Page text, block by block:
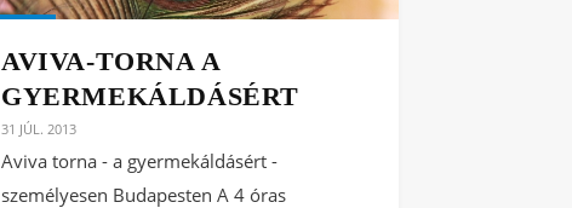
AVIVA-TORNA A
GYERMEKÁLDÁSÉRT
31 JÚL. 2013
Aviva torna - a gyermekáldásért -
személyesen Budapesten A 4 óras